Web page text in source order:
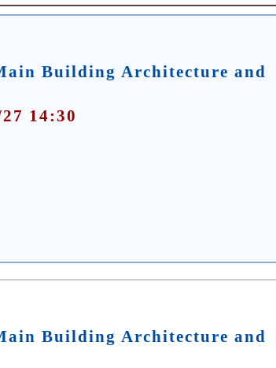
Building Architecture and
14:30
Building Architecture and